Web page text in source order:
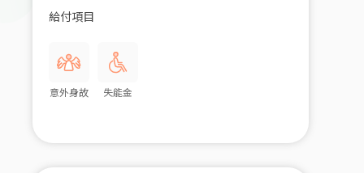
給付項目
意外身故 失能金